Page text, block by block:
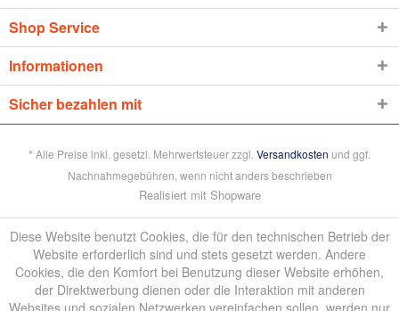
Shop Service
Informationen
Sicher bezahlen mit
* Alle Preise inkl. gesetzl. Mehrwertsteuer zzgl. Versandkosten und ggf.
Nachnahmegebühren, wenn nicht anders beschrieben
Realisiert mit Shopware
Diese Website benutzt Cookies, die für den technischen Betrieb der
Website erforderlich sind und stets gesetzt werden. Andere
Cookies, die den Komfort bei Benutzung dieser Website erhöhen,
der Direktwerbung dienen oder die Interaktion mit anderen
Websites und sozialen Netzwerken vereinfachen sollen, werden nur